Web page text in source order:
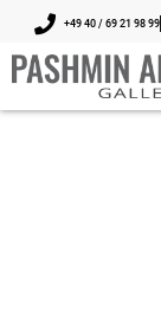
+49 40 / 69 21 98 99